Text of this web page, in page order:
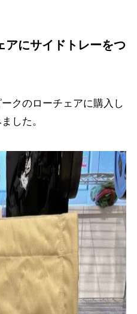
にサイドトレーをつ
クのローチェアに購入し
した。